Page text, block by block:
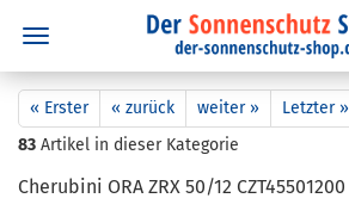
« Erster « zurück weiter »
Letzter »
83 Artikel in dieser Kategorie
Che­ru­bi­ni ORA ZRX 50/12 CZT45501200